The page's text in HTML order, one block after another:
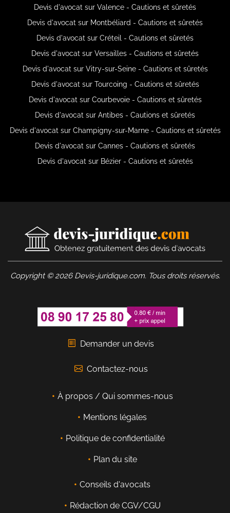
Devis d'avocat sur Valence - Cautions et sûretés
Devis d'avocat sur Montbéliard - Cautions et sûretés
Devis d'avocat sur Créteil - Cautions et sûretés
Devis d'avocat sur Versailles - Cautions et sûretés
Devis d'avocat sur Vitry-sur-Seine - Cautions et sûretés
Devis d'avocat sur Tourcoing - Cautions et sûretés
Devis d'avocat sur Courbevoie - Cautions et sûretés
Devis d'avocat sur Antibes - Cautions et sûretés
Devis d'avocat sur Champigny-sur-Marne - Cautions et sûretés
Devis d'avocat sur Cannes - Cautions et sûretés
Devis d'avocat sur Bézier - Cautions et sûretés
Copyright © 2026 Devis-juridique.com. Tous droits réservés.
Demander un devis
Contactez-nous
À propos / Qui sommes-nous
Mentions légales
Politique de confidentialité
Plan du site
Conseils d'avocats
Rédaction de CGV/CGU